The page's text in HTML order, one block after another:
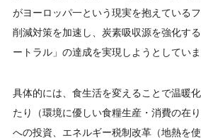
がヨーロッパ一という現実を抱えている
削減対策を加速し、炭素吸収源を強化す
ートラル」の達成を実現しようとしていま
具体的には、食生活を変えることで温暖
たり（環境に優しい食糧生産・消費の在
への投資、エネルギー税制改革（地熱を